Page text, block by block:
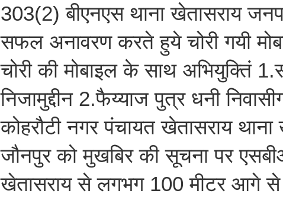
303(2) बीएनएस थाना खेतासराय
सफल अनावरण करते हुये चोरी गयी
चोरी की मोबाइल के साथ अभियुक्तिं
निजामुद्दीन 2.फैय्याज पुत्र धनी
कोहरौटी नगर पंचायत खेतासराय थाना
जौनपुर को मुखबिर की सूचना पर
खेतासराय से लगभग 100 मीटर आगे से